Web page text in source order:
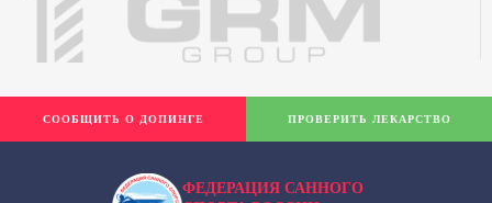
ФЕДЕРАЦИЯ САННОГО
СООБЩИТЬ О ДОПИНГЕ ПРОВЕРИТЬ ЛЕКАРСТВО